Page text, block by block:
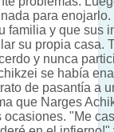
para
familia y que sus
su propia casa.
y nunca
se había
de pasantía a
que Narges
"Me